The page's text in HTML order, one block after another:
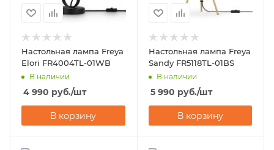
Настольная лампа Freya
Elori FR4004TL-01WB
В наличии
4 990 руб./шт
В корзину
Настольная лампа Freya
Sandy FR5118TL-01BS
В наличии
5 990 руб./шт
В корзину